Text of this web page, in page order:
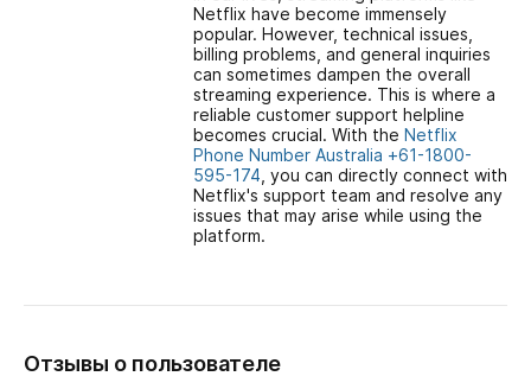
Netflix have become immensely
popular. However, technical issues,
billing problems, and general inquiries
can sometimes dampen the overall
streaming experience. This is where a
reliable customer support helpline
becomes crucial. With the Netflix
Phone Number Australia +61-1800-
595-174 , you can directly connect with
Netflix's support team and resolve any
issues that may arise while using the
platform.
Отзывы о пользователе